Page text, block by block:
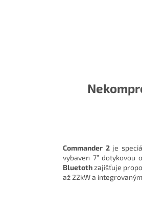
Commander 2je
vybaven 7” dotykovou
Bluetothzajišťuje
až 22kW a